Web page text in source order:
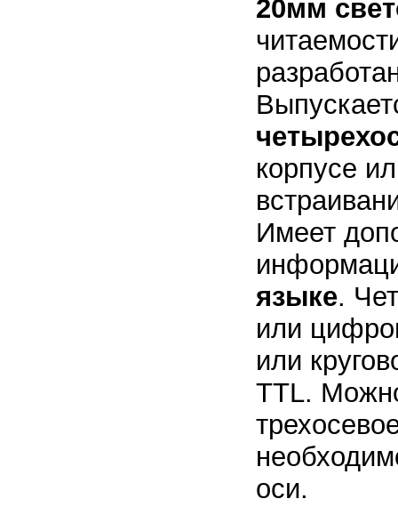
20мм
корпусе
Имеет
языке.
или
или
TTL.
оси.